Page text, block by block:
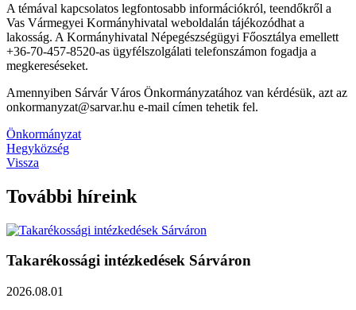
A témával kapcsolatos legfontosabb információkról, teendőkről a
Vas Vármegyei Kormányhivatal weboldalán tájékozódhat a
lakosság. A Kormányhivatal Népegészségügyi Főosztálya emellett
+36-70-457-8520-as ügyfélszolgálati telefonszámon fogadja a
megkereséseket.
Amennyiben Sárvár Város Önkormányzatához van kérdésük, azt az
onkormanyzat@sarvar.hu e-mail címen tehetik fel.
Önkormányzat
Hegyközség
Vissza
További híreink
Takarékossági intézkedések Sárváron
2026.08.01